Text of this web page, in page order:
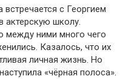
с Георгием
актерскую школу.
ними много чего
Казалось, что их
личная жизнь. Но
«чёрная полоса».